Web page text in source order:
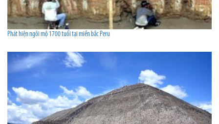
Phát hiện ngôi mộ 1700 tuổi tại miền bắc Peru